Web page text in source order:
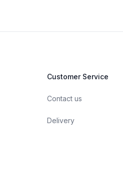
Customer Service
Contact us
Delivery